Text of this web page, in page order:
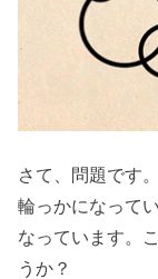
さて、問題です
輪っかになって
なっています。
うか？